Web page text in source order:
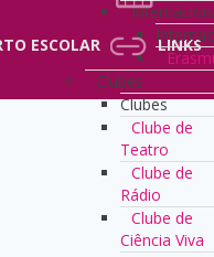
Clubes
Clubes
Clube de
Teatro
Clube de
Rádio
Clube de
Ciência Viva
ESCOLAR LINKS